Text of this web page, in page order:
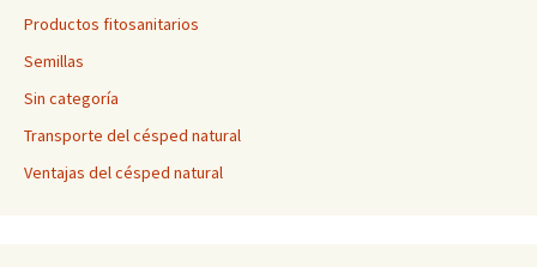
Productos fitosanitarios
Semillas
Sin categoría
Transporte del césped natural
Ventajas del césped natural